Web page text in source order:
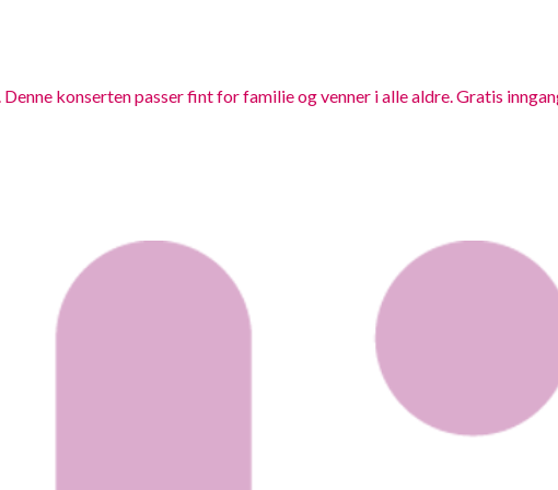
konserten passer fint for familie og venner i alle aldre. Gratis